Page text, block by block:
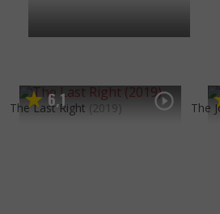
6,1
The Last Right (2019) The